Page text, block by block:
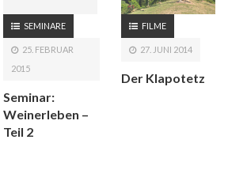
SEMINARE
25. FEBRUAR
2015
Seminar:
Weinerleben –
Teil 2
FILME
27. JUNI 2014
Der Klapotetz